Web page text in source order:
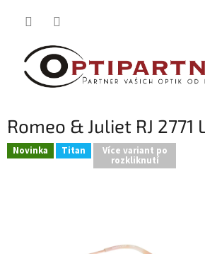
Romeo & Juliet RJ 2771
Novinka Titan Více variant po
rozkliknutí